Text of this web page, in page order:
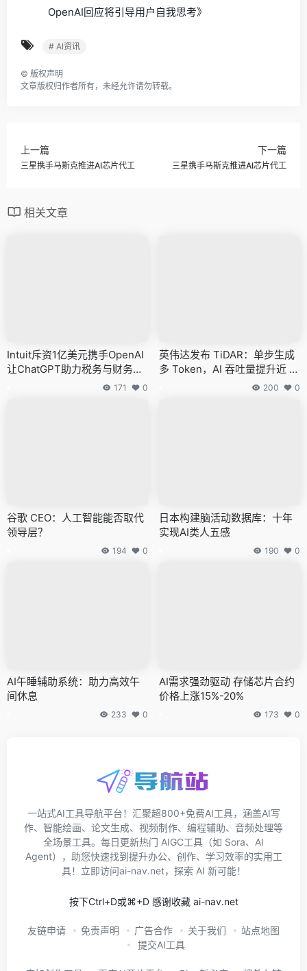
OpenAI回应将引导用户自我思考》
# AI资讯
© 版权声明
文章版权归作者所有，未经允许请勿转载。
上一篇
三星携手马斯克推进AI芯片代工
下一篇
三星携手马斯克推进AI芯片代工
相关文章
Intuit斥资1亿美元携手OpenAI
让ChatGPT助力税务与财务管
171 0
英伟达发布 TiDAR：单步生成
多 Token，AI 吞吐量提升近 6
200 0
谷歌 CEO：人工智能能否取代
领导层？
194 0
日本构建脑活动数据库：十年
实现AI类人五感
190 0
AI午睡辅助系统：助力高效午
间休息
233 0
AI需求强劲驱动 存储芯片合约
价格上涨15%-20%
173 0
一站式AI工具导航平台！汇聚超800+免费AI工具，涵盖AI写
作、智能绘画、论文生成、视频制作、编程辅助、音频处理等
全场景工具。每日更新热门 AIGC工具（如 Sora、AI
Agent），助您快速找到提升办公、创作、学习效率的实用工
具！立即访问ai-nav.net，探索 AI 新可能！
按下Ctrl+D或⌘+D 感谢收藏 ai-nav.net
友链申请 免责声明 广告合作 关于我们
站点地图
提交AI工具